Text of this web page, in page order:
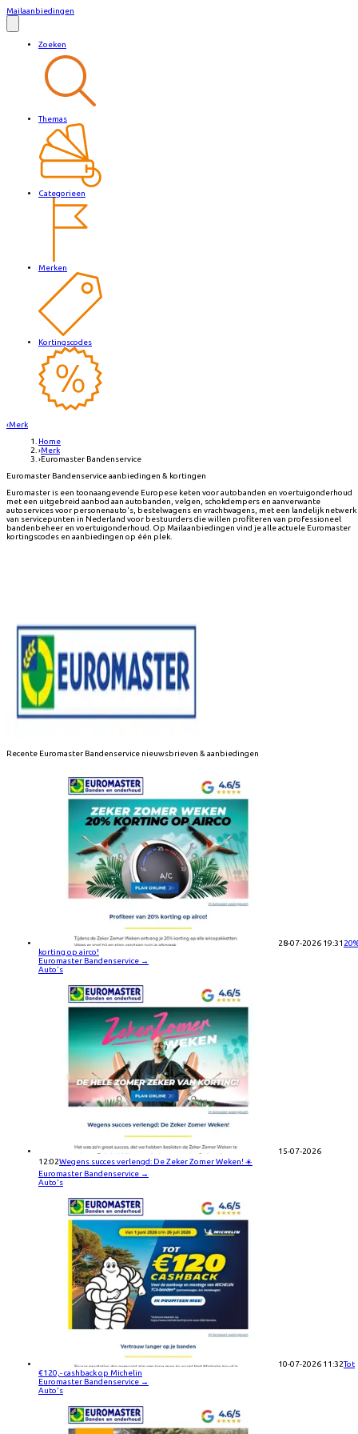
Mailaanbiedingen
Zoeken
Themas
Categorieen
Merken
Kortingscodes
‹Merk
Home
›Merk
›Euromaster Bandenservice
Euromaster Bandenservice aanbiedingen & kortingen
Euromaster is een toonaangevende Europese keten voor autobanden en voertuigonderhoud
met een uitgebreid aanbod aan autobanden, velgen, schokdempers en aanverwante
autoservices voor personenauto's, bestelwagens en vrachtwagens, met een landelijk netwerk
van servicepunten in Nederland voor bestuurders die willen profiteren van professioneel
bandenbeheer en voertuigonderhoud. Op Mailaanbiedingen vind je alle actuele Euromaster
kortingscodes en aanbiedingen op één plek.
Recente Euromaster Bandenservice nieuwsbrieven & aanbiedingen
28-07-2026 19:31
korting op airco!
Euromaster Bandenservice →
Auto's
15-07-2026
12:02Wegens succes verlengd: De Zeker Zomer Weken! ☀️
Euromaster Bandenservice →
Auto's
10-07-2026 11:32Tot
€120,- cashback op Michelin
Euromaster Bandenservice →
Auto's